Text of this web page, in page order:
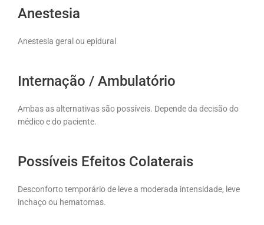
Anestesia
Anestesia geral ou epidural
Internação / Ambulatório
Ambas as alternativas são possíveis. Depende da decisão do
médico e do paciente.
Possíveis Efeitos Colaterais
Desconforto temporário de leve a moderada intensidade, leve
inchaço ou hematomas.